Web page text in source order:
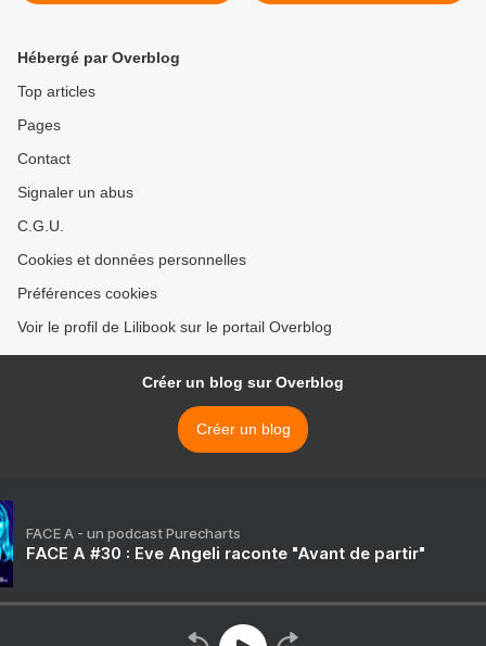
Hébergé par Overblog
Top articles
Pages
Contact
Signaler un abus
C.G.U.
Cookies et données personnelles
Préférences cookies
Voir le profil de Lilibook sur le portail Overblog
Créer un blog sur Overblog
Créer un blog
FACE A - un podcast Purecharts
FACE A #30 : Eve Angeli raconte "Avant de partir"